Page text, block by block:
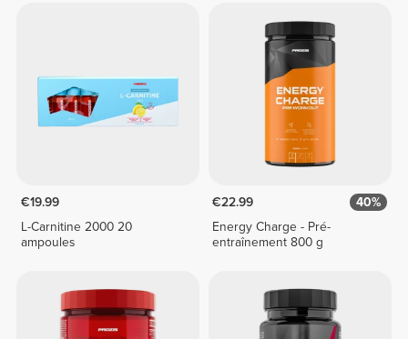
€19.99
L-Carnitine 2000 20
ampoules
€22.99
40%
Energy Charge - Pré-
entraînement 800 g